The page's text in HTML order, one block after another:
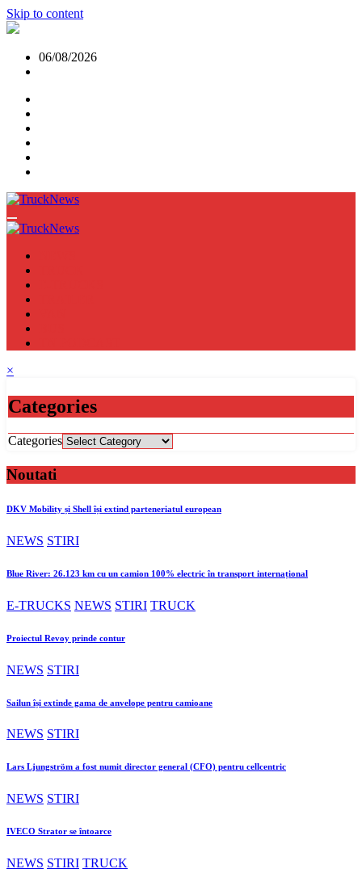
Skip to content
06/08/2026
×
Categories
Categories
Noutati
DKV Mobility și Shell își extind parteneriatul european
NEWS STIRI
Blue River: 26.123 km cu un camion 100% electric în transport internațional
E-TRUCKS NEWS STIRI TRUCK
Proiectul Revoy prinde contur
NEWS STIRI
Sailun își extinde gama de anvelope pentru camioane
NEWS STIRI
Lars Ljungström a fost numit director general (CFO) pentru cellcentric
NEWS STIRI
IVECO Strator se întoarce
NEWS STIRI TRUCK